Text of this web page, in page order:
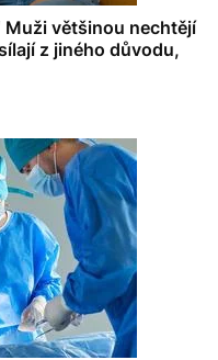
Muži většinou nechtějí
z jiného důvodu,